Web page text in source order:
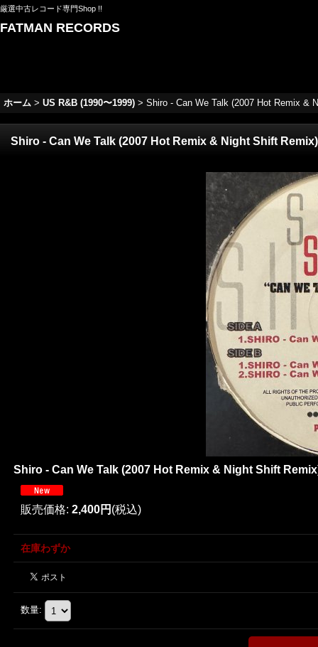
厳選中古レコード専門Shop !!
FATMAN RECORDS
ホーム > US R&B (1990〜1999) > Shiro - Can We Talk (2007 Hot Remix &
Shiro - Can We Talk (2007 Hot Remix & Night Shift
Shiro - Can We Talk (2007 Hot Remix & Night Shift
販売価格: 2,400円 (税込)
在庫わずか
数量: